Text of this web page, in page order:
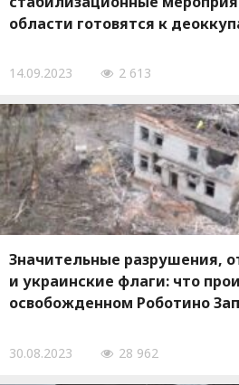
области готовятся к
14.09.2023 2 613
Значительные разрушения,
и украинские флаги: что
освобожденном Роботино
30.08.2023 28 962